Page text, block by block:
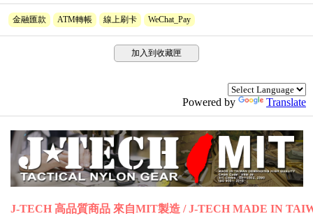
金融匯款 ATM轉帳 線上刷卡 WeChat_Pay
加入到收藏匣
Powered by Translate
J-TECH 高品質商品 來自MIT製造 / J-TECH MADE IN